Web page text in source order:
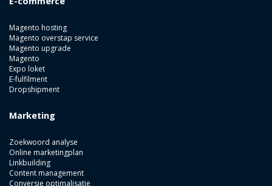
Magento hosting
Magento overstap service
Magento upgrade
Magento
Expo loket
E-fulfilment
Dropshipment
Marketing
Zoekwoord analyse
Online marketingplan
Linkbuilding
Content management
Conversie optimalisatie